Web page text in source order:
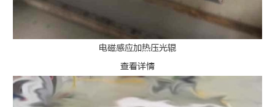
电磁感应加热压光辊
查看详情